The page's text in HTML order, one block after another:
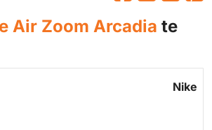
Air Zoom Arcadia te
Nike